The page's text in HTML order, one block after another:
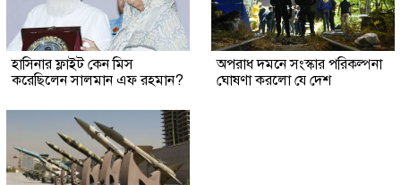
হাসিনার ফ্লাইট কেন মিস
করেছিলেন সালমান এফ রহমান?
অপরাধ দমনে সংস্কার পরিকল্পনা
ঘোষণা করলো যে দেশ